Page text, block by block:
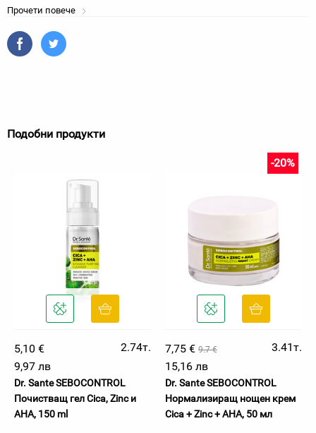
Прочети повече
Подобни продукти
5,10 €
2.74т.
9,97 лв
Dr. Sante SEBOCONTROL
Почистващ гел Cica, Zinc и
AHA, 150 ml
7,75 € 9.7 €
-20%
3.41т.
15,16 лв
Dr. Sante SEBOCONTROL
Нормализиращ нощен крем
Cica + Zinc + AHA, 50 мл